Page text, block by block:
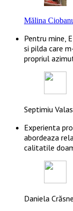
Mălina
Pentru mine,
si pilda care
propriul
Septimiu
Experienta
abordeaza
calitatile
Daniela